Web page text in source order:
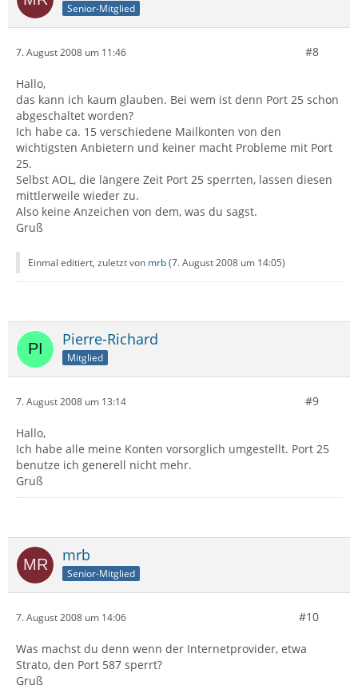
Senior-Mitglied
7. August 2008 um 11:46 #8
Hallo,
das kann ich kaum glauben. Bei wem ist denn Port 25 schon
abgeschaltet worden?
Ich habe ca. 15 verschiedene Mailkonten von den
wichtigsten Anbietern und keiner macht Probleme mit Port
25.
Selbst AOL, die längere Zeit Port 25 sperrten, lassen diesen
mittlerweile wieder zu.
Also keine Anzeichen von dem, was du sagst.
Gruß
Einmal editiert, zuletzt von mrb(7. August 2008 um 14:05)
Pierre-Richard
Mitglied
7. August 2008 um 13:14 #9
Hallo,
Ich habe alle meine Konten vorsorglich umgestellt. Port 25
benutze ich generell nicht mehr.
Gruß
mrb
Senior-Mitglied
7. August 2008 um 14:06 #10
Was machst du denn wenn der Internetprovider, etwa
Strato, den Port 587 sperrt?
Gruß